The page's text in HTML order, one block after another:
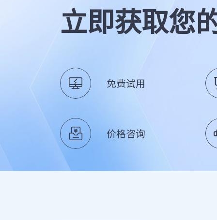
立即获取您
免费试用
价格咨询